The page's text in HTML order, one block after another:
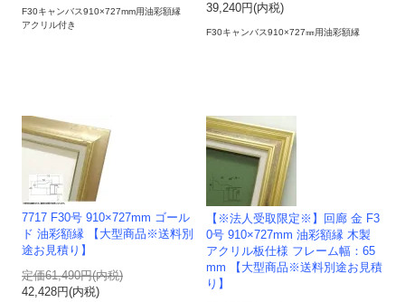
F30キャンバス910×727mm用油彩額縁
アクリル付き
39,240円(内税)
F30キャンバス910×727㎜用油彩額縁
7717 F30号 910×727mm ゴール
ド 油彩額縁 【大型商品※送料別
途お見積り】
定価61,490円(内税)
42,428円(内税)
【※法人受取限定※】回廊 金 F3
0号 910×727mm 油彩額縁 木製
アクリル板仕様 フレーム幅：65
mm 【大型商品※送料別途お見積
り】